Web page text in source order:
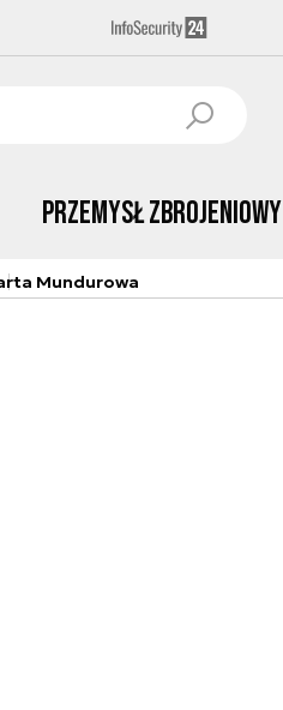
Przemysł Zbrojeniowy
Mundurowa